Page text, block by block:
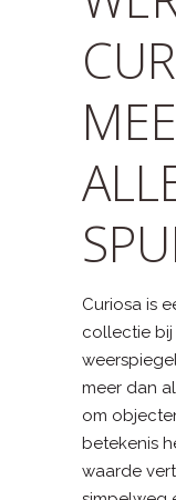
Curiosa is
collectie bij
meer dan
om
betekenis
waarde